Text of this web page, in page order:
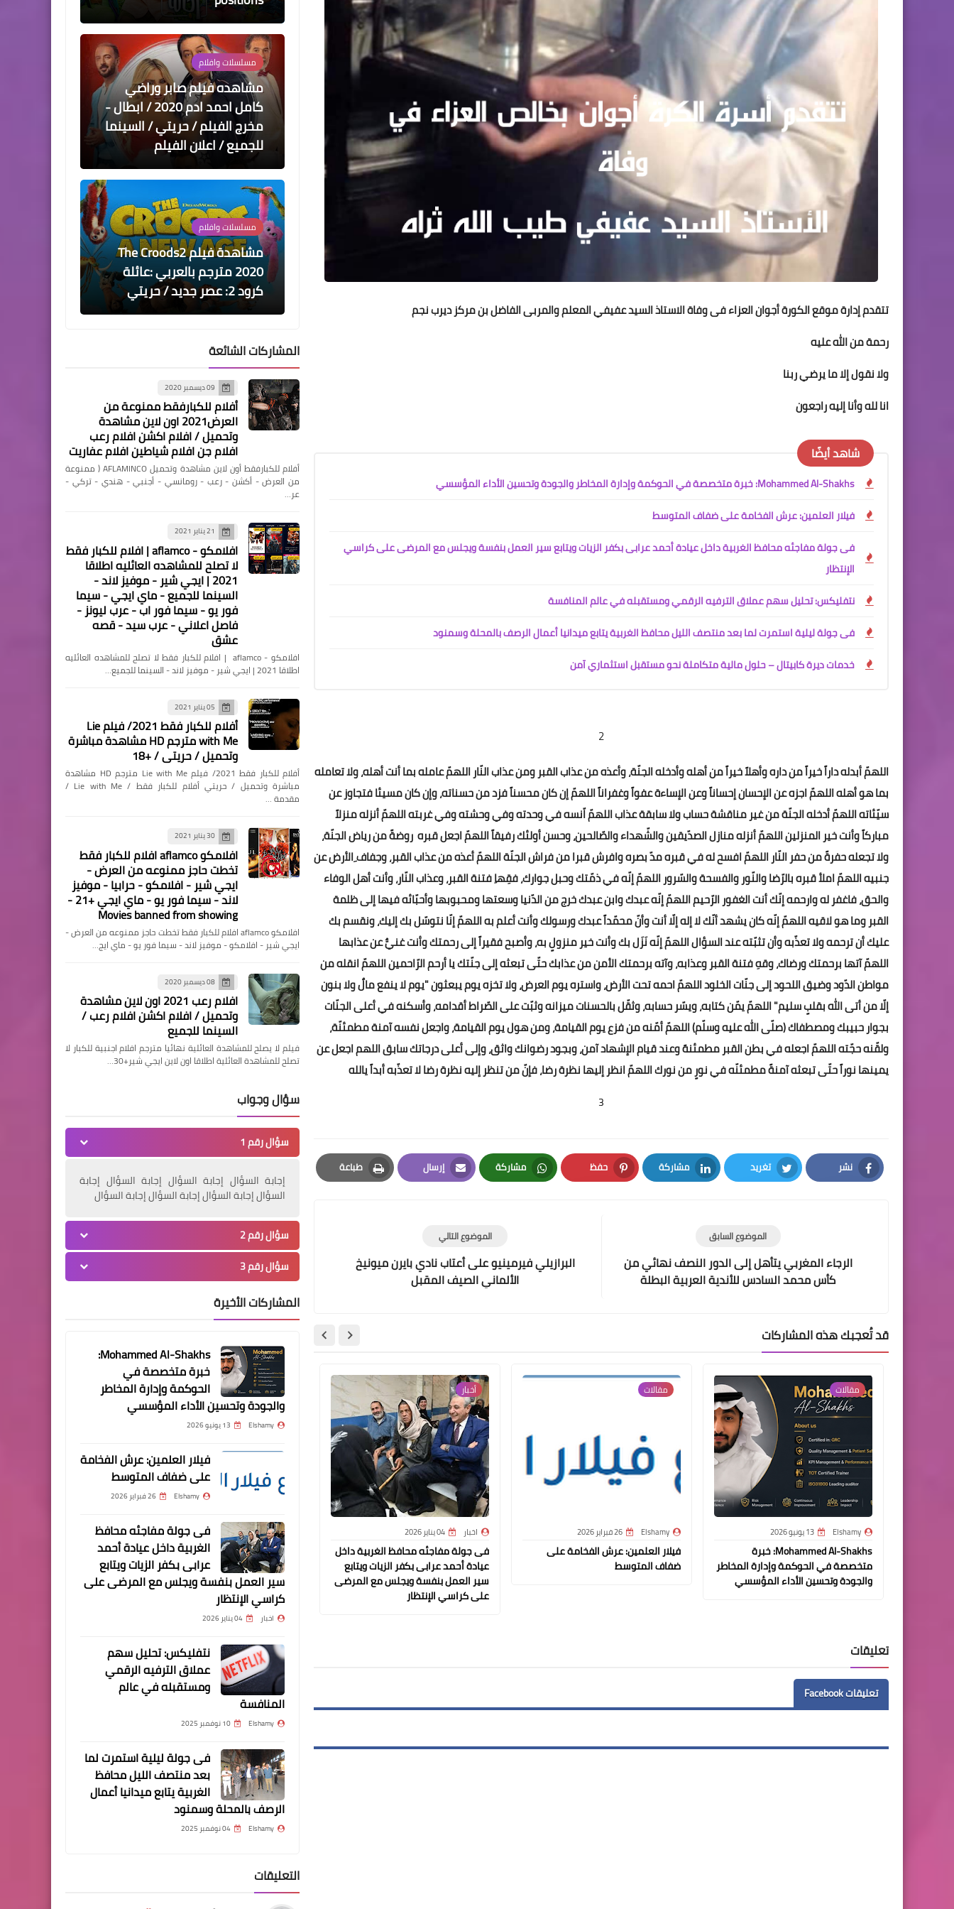
تتقدم إدارة موقع الكورة أجوان العزاء فى وفاة الاستاذ السيد عفيفي المعلم والمربى الفاضل بن مركز ديرب نجم
رحمة من الله عليه
ولا نقول إلا ما يرضي ربنا
انا لله وأنا إليه راجعون
شاهد أيضًا
Mohammed Al-Shakhs: خبرة متخصصة في الحوكمة وإدارة المخاطر والجودة وتحسين الأداء المؤسسي
فيلار العلمين: عرش الفخامة على ضفاف المتوسط
فى جولة مفاجئه محافظ الغربية داخل عيادة أحمد عرابى بكفر الزيات ويتابع سير العمل بنفسة ويجلس مع المرضى على كراسي
الإنتظار
نتفليكس: تحليل سهم عملاق الترفيه الرقمي ومستقبله في عالم المنافسة
فى جولة ليلية استمرت لما بعد منتصف الليل محافظ الغربية يتابع ميدانيا أعمال الرصف بالمحلة وسمنود
خدمات ديرة كابيتال – حلول مالية متكاملة نحو مستقبل استثماري آمن
2
اللهمّ أبدله داراً خيراً من داره وأهلاً خيراً من أهله وأدخله الجنّة، وأعذه من عذاب القبر ومن عذاب النّار اللهمّ عامله بما أنت أهله، ولا تعامله
بما هو أهله اللهمّ اجزه عن الإحسان إحساناً وعن الإساءة عفواً وغفراناً اللهمّ إن كان محسناً فزد من حسناته، وإن كان مسيئا فتجاوز عن
سيّئاته اللهمّ أدخله الجنّة من غير مناقشة حساب ولا سابقة عذاب اللهمّ اّنسه في وحدته وفي وحشته وفي غربته اللهمّ أنزله منزلاً
مباركاً وأنت خير المنزلين اللهمّ أنزله منازل الصدّيقين والشّهداء والصّالحين، وحسن أولئك رفيقاً اللهمّ اجعل قبره روضةً من رياض الجنّة،
ولا تجعله حفرةً من حفر النّار اللهمّ افسح له في قبره مدّ بصره وافرش قبرا من فراش الجنّة اللهمّ أعذه من عذاب القبر، وجفاف ِالأرض عن
جنبيه اللهمّ املأ قبره بالرّضا والنّور والفسحة والسّرور اللهمّ إنّه في ذمّتك وحبل جوارك، فقِهاِ فتنة القبر، وعذاب النّار، وأنت أهل الوفاء
والحق، فاغفر له وارحمه إنّك أنت الغفور الرّحيم اللهمّ إنّه عبدك وابن عبدك خرج من الدّنيا وسعتها ومحبوبها وأحبّائه فيها إلى ظلمة
القبر وما هو لاقيه اللهمّ إنّه كان يشهد أنّك لا إله إلّا أنت وأنّ محمّداً عبدك ورسولك وأنت أعلم به اللهمّ إنّا نتوسّل بك إليك، ونقسم بك
عليك أن ترحمه ولا تعذّبه وأن تثبّته عند السؤال اللهمّ إنّه نَزَل بك وأنت خير منزولٍ به، وأصبح فقيراً إلى رحمتك وأنت غنيٌّ عن عذابها
اللهمّ آتها برحمتك ورضاك، وقهِ فتنة القبر وعذابه، وآته برحمتك الأمن من عذابك حتّى تبعثه إلى جنّتك يا أرحم الرّاحمين اللهمّ انقله من
مواطن الدّود وضيق اللحود إلى جنّات الخلود اللهمّ احمه تحت الأرض، واستره يوم العرض، ولا تخزه يوم يبعثون "يوم لا ينفع مالٌ ولا بنون
إلّا من أتى الله بقلبٍ سليم" اللهمّ يمّن كتابه، ويسّر حسابه، وثقّل بالحسنات ميزانه وثبّت على الصّراط أقدامه، وأسكنه في أعلى الجنّات
بجوار حبيبك ومصطفاك (صلّى الله عليه وسلّم) اللهمّ أمّنه من فزع يوم القيامة، ومن هول يوم القيامة، واجعل نفسه آمنة مطمئنّة،
ولقّنه حجّته اللهمّ اجعله في بطن القبر مطمئنهً وعند قيام الإشهاد آمن، وبجود رضوانك واثق، وإلى أعلى درجاتك سابق اللهم اجعل عن
يمينها نوراً حتّى تبعثه آمنةً مطمئنّه في نورٍ من نورك اللهمّ انظر إليها نظرة رضا، فإنّ من تنظر إليه نظرة رضا لا تعذّبه أبداً يالله
3
نشر
Facebook
تغريد
Twitter
مشاركة
LinkedIn
حفظ
Pinterest
مشاركة
Whatsapp
إرسال
Email
طباعة
Print
الموضوع التالي
البرازيلي فيرمينيو على أعتاب نادي بايرن ميونيخ
الألماني الصيف المقبل
الموضوع السابق
الرجاء المغربي يتأهل إلى الدور النصف نهائي من
كأس محمد السادس للأندية العربية البطلة
قد تُعجبك هذه المشاركات
مقالات
Elshamy 13 يونيو 2026
Mohammed Al-Shakhs: خبرة
متخصصة في الحوكمة وإدارة المخاطر
والجودة وتحسين الأداء المؤسسي
مقالات
Elshamy 26 فبراير 2026
فيلار العلمين: عرش الفخامة على
ضفاف المتوسط
أخبار
اخبار 04 يناير 2026
فى جولة مفاجئه محافظ الغربية داخل
عيادة أحمد عرابى بكفر الزيات ويتابع
سير العمل بنفسة ويجلس مع المرضى
على كراسي الإنتظار
مقالات
Elshamy 10 نوفمبر 2025
نتفليكس: تحليل سهم عملاق الترفيه
الرقمي ومستقبله في عالم المنافسة
فى جولة ليلية استمرت
منتصف الليل محافظ
ميدانيا أعمال الرصف
تعليقات
تعليقات Facebook
كامل احمد ادم 2020 / ابطال -
مخرج الفيلم / حريتي / السينما
للجميع / اعلان الفيلم
03 يناير 2021
مسلسلات وافلام
مشاهدة فيلم The Croods2
2020 مترجم بالعربي :عائلة
كرود 2: عصر جديد / حريتي
مسلسلات وافلام
مشاهدة الفيلم العربي حظر
تجول 2020 كامل HD اونلاين /
حريتي / curfew
مسلسلات وافلام
مشاهدة فيلم Sayonee 2021
سايون مترجم اون لاين / حريتي
02 يناير 2021
مسلسلات وافلام
مشاهدة فيلم 2021 باغي
Baaghi 3 مترجم اون لاين /
حريتي
مسلسلات وافلام
مشاهدة فيلم COVID-21:
LETHAL VIRUS فيروس كوفيد
21 مترجم اون لاين / أفلام رعب
- حريتي
01 يناير 2021
مسلسلات وافلام
مشاهدة فيلم The Little
Things 2021 مترجم اون لاين /
حريتي
31 يناير 2020
مسلسلات وافلام
فيلم: ضربة الصحراء (2021)
DESERT STRIKE / حريتي
مشاهدة فيلم freaky 2021
مترجم اون لاين / حريتي
31 ديسمبر 2020
مسلسلات وافلام
/ حريتي
31 ديسمبر 2020
مسلسلات وافلام
SKYFIRE Trailer 2021 افلام اون
لاين / حريتي
31 ديسمبر 2020
مسلسلات وافلام
مترجم اون لاين / حريتي
مسلسلات وافلام
فيلم Stars Fell on Alabama
2021 مترجم اون لاين / حريتي
مسلسلات وافلام
المشاركات الشائعة
09 ديسمبر 2020
أفلام للكبارفقط ممنوعة من
العرض2021 اون لاين مشاهدة
وتحميل / افلام اكشن افلام رعب
افلام جن افلام شياطين افلام عفاريت
أفلام للكبارفقط أون لاين مشاهدة وتحميل AFLAMINCO ( ممنوعة
من العرض - أكشن - رعب - رومانسي - أجنبي - هندي - تركي -
عر…
21 يناير 2021
افلامكو - aflamco | افلام للكبار فقط
لا تصلح للمشاهده العائليه اطلاقا
2021 | ايجي شير - موفيز لاند -
السينما للجميع - ماي ايجي - سيما
فور يو - سيما فور اب - عرب ليونز -
فاصل اعلاني - عرب سيد - قصه
عشق
افلامكو - aflamco | افلام للكبار فقط لا تصلح للمشاهده العائليه
اطلاقا 2021 | ايجي شير - موفيز لاند - السينما للجميع…
05 يناير 2021
أفلام للكبار فقط 2021/ فيلم Lie
with Me مترجم HD مشاهدة مباشرة
وتحميل / حريتي / +18
أفلام للكبار فقط 2021/ فيلم Lie with Me مترجم HD مشاهدة
مباشرة وتحميل / حريتي أفلام للكبار فقط / Lie with Me /
مقدمة …
30 يناير 2021
افلامكو aflamco افلام للكبار فقط
تخطت حاجز ممنوعه من العرض -
ايجي شير - افلامكو - حرابيا - موفيز
لاند - سيما فور يو - ماي ايجي +21 -
Movies banned from showing
افلامكو aflamco افلام للكبار فقط تخطت حاجز ممنوعه من العرض -
ايجي شير - افلامكو - موفيز لاند - سيما فور يو - ماي ايج…
08 ديسمبر 2020
افلام رعب 2021 اون لاين مشاهدة
وتحميل / افلام اكشن افلام رعب /
السينما للجميع
فيلم لا يصلح للمشاهدة العائلية نهائيا مترجم افلام اجنبية للكبار لا
تصلح للمشاهدة العائلية اطلاقا اون لاين ايجي شير+30…
سؤال وجواب
سؤال رقم 1
إجابة السؤال إجابة السؤال إجابة السؤال إجابة
السؤال إجابة السؤال إجابة السؤال إجابة السؤال
سؤال رقم 2
سؤال رقم 3
المشاركات الأخيرة
Mohammed Al-Shakhs:
خبرة متخصصة في
الحوكمة وإدارة المخاطر
والجودة وتحسين الأداء المؤسسي
Elshamy 13 يونيو 2026
فيلار العلمين: عرش الفخامة
على ضفاف المتوسط
Elshamy 26 فبراير 2026
فى جولة مفاجئه محافظ
الغربية داخل عيادة أحمد
عرابى بكفر الزيات ويتابع
سير العمل بنفسة ويجلس مع المرضى على
كراسي الإنتظار
اخبار 04 يناير 2026
نتفليكس: تحليل سهم
عملاق الترفيه الرقمي
ومستقبله في عالم
المنافسة
Elshamy 10 نوفمبر 2025
فى جولة ليلية استمرت لما
بعد منتصف الليل محافظ
الغربية يتابع ميدانيا أعمال
الرصف بالمحلة وسمنود
Elshamy 04 نوفمبر 2025
التعليقات